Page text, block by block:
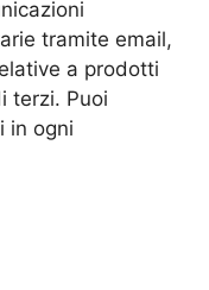
tramite email,
a prodotti
terzi. Puoi
in ogni